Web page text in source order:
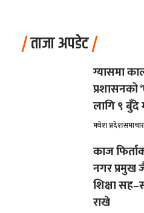
ताजा अपडेट
ग्यासमा
प्रशासनको
लागि ९ बुँदे
मधेश प्रदेशसमाचार
काज
नगर प्रमुख
शिक्षा
राखे